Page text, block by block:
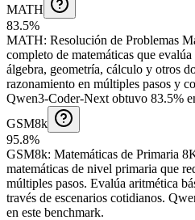
MATH
83.5%
MATH: Resolución de Problemas
completo de matemáticas que
álgebra, geometría, cálculo y otros
razonamiento en múltiples pasos y
Qwen3-Coder-Next obtuvo 83.5%
GSM8k
95.8%
GSM8k: Matemáticas de Primaria
matemáticas de nivel primaria que
múltiples pasos. Evalúa aritmética
través de escenarios cotidianos.
en este benchmark.